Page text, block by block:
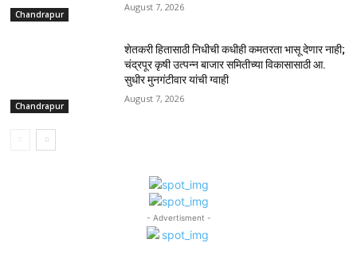
Chandrapur
August 7, 2026
Chandrapur
शेतकरी हितासाठी निधीची कधीही कमतरता भासू देणार नाही;
चंद्रपूर कृषी उत्पन्न बाजार समितीच्या विकासासाठी आ.
सुधीर मुनगंटीवार यांची ग्वाही
August 7, 2026
- Advertisment -